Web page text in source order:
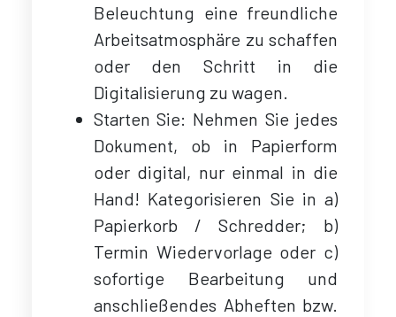
Beleuchtung eine freundliche
Arbeitsatmosphäre zu schaffen
oder den Schritt in die
Digitalisierung zu wagen.
Starten Sie: Nehmen Sie jedes
Dokument, ob in Papierform
oder digital, nur einmal in die
Hand! Kategorisieren Sie in a)
Papierkorb / Schredder; b)
Termin Wiedervorlage oder c)
sofortige Bearbeitung und
anschließendes Abheften bzw.